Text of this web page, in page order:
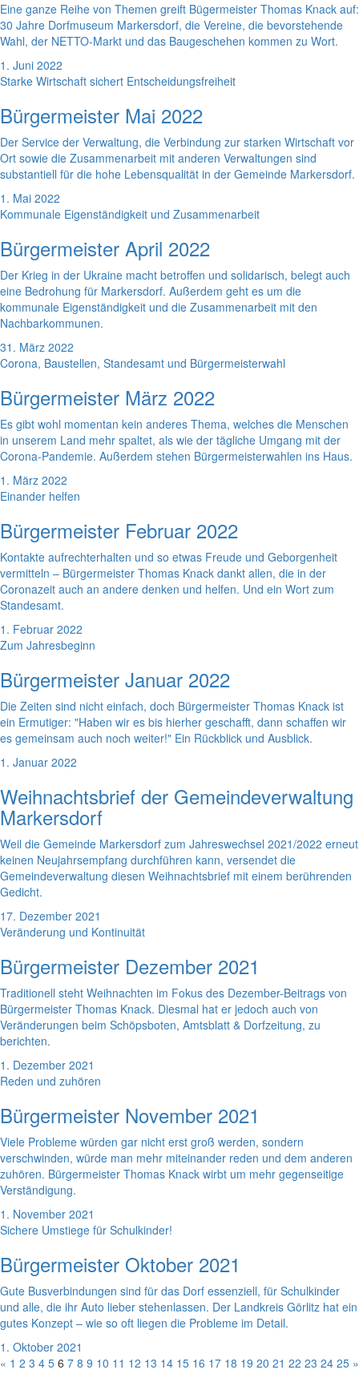
Eine ganze Reihe von Themen greift Bügermeister Thomas Knack auf:
30 Jahre Dorfmuseum Markersdorf, die Vereine, die bevorstehende
Wahl, der NETTO-Markt und das Baugeschehen kommen zu Wort.
1. Juni 2022
Starke Wirtschaft sichert Entscheidungsfreiheit
Bürgermeister Mai 2022
Der Service der Verwaltung, die Verbindung zur starken Wirtschaft vor
Ort sowie die Zusammenarbeit mit anderen Verwaltungen sind
substantiell für die hohe Lebensqualität in der Gemeinde Markersdorf.
1. Mai 2022
Kommunale Eigenständigkeit und Zusammenarbeit
Bürgermeister April 2022
Der Krieg in der Ukraine macht betroffen und solidarisch, belegt auch
eine Bedrohung für Markersdorf. Außerdem geht es um die
kommunale Eigenständigkeit und die Zusammenarbeit mit den
Nachbarkommunen.
31. März 2022
Corona, Baustellen, Standesamt und Bürgermeisterwahl
Bürgermeister März 2022
Es gibt wohl momentan kein anderes Thema, welches die Menschen
in unserem Land mehr spaltet, als wie der tägliche Umgang mit der
Corona-Pandemie. Außerdem stehen Bürgermeisterwahlen ins Haus.
1. März 2022
Einander helfen
Bürgermeister Februar 2022
Kontakte aufrechterhalten und so etwas Freude und Geborgenheit
vermitteln – Bürgermeister Thomas Knack dankt allen, die in der
Coronazeit auch an andere denken und helfen. Und ein Wort zum
Standesamt.
1. Februar 2022
Zum Jahresbeginn
Bürgermeister Januar 2022
Die Zeiten sind nicht einfach, doch Bürgermeister Thomas Knack ist
ein Ermutiger: "Haben wir es bis hierher geschafft, dann schaffen wir
es gemeinsam auch noch weiter!" Ein Rückblick und Ausblick.
1. Januar 2022
Weihnachtsbrief der Gemeindeverwaltung
Markersdorf
Weil die Gemeinde Markersdorf zum Jahreswechsel 2021/2022 erneut
keinen Neujahrsempfang durchführen kann, versendet die
Gemeindeverwaltung diesen Weihnachtsbrief mit einem berührenden
Gedicht.
17. Dezember 2021
Veränderung und Kontinuität
Bürgermeister Dezember 2021
Traditionell steht Weihnachten im Fokus des Dezember-Beitrags von
Bürgermeister Thomas Knack. Diesmal hat er jedoch auch von
Veränderungen beim Schöpsboten, Amtsblatt & Dorfzeitung, zu
berichten.
1. Dezember 2021
Reden und zuhören
Bürgermeister November 2021
Viele Probleme würden gar nicht erst groß werden, sondern
verschwinden, würde man mehr miteinander reden und dem anderen
zuhören. Bürgermeister Thomas Knack wirbt um mehr gegenseitige
Verständigung.
1. November 2021
Sichere Umstiege für Schulkinder!
Bürgermeister Oktober 2021
Gute Busverbindungen sind für das Dorf essenziell, für Schulkinder
und alle, die ihr Auto lieber stehenlassen. Der Landkreis Görlitz hat ein
gutes Konzept – wie so oft liegen die Probleme im Detail.
1. Oktober 2021
« 1 2 3 4 5 6 7 8 9 10 11 12 13 14 15 16 17 18 19 20 21 22 23 24 25 »